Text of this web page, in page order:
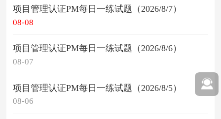
项目管理认证PM每日一练试题（2026/8/7）
08-08
项目管理认证PM每日一练试题（2026/8/6）
08-07
项目管理认证PM每日一练试题（2026/8/5）
08-06